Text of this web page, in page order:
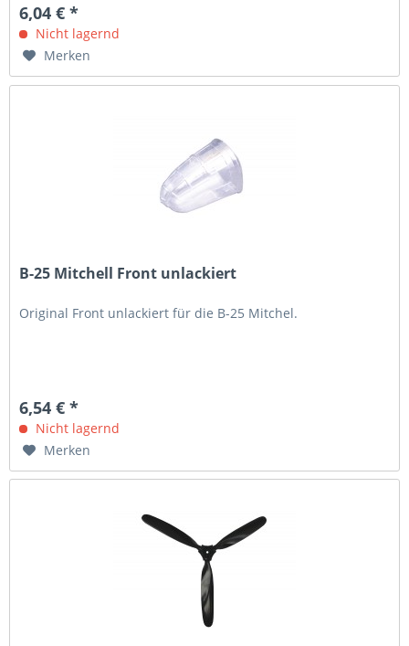
6,04 € *
Nicht lagernd
Merken
B-25 Mitchell Front unlackiert
Original Front unlackiert für die B-25 Mitchel.
6,54 € *
Nicht lagernd
Merken